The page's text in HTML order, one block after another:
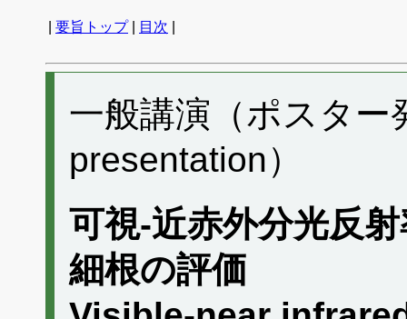
要旨トップ| 目次
一般講演（ポスタ
presentation）
可視-近赤外分光反
細根の評価